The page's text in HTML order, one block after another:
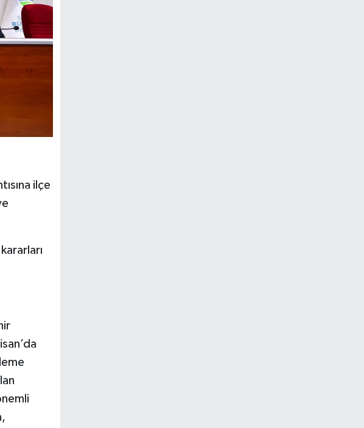
ilçe